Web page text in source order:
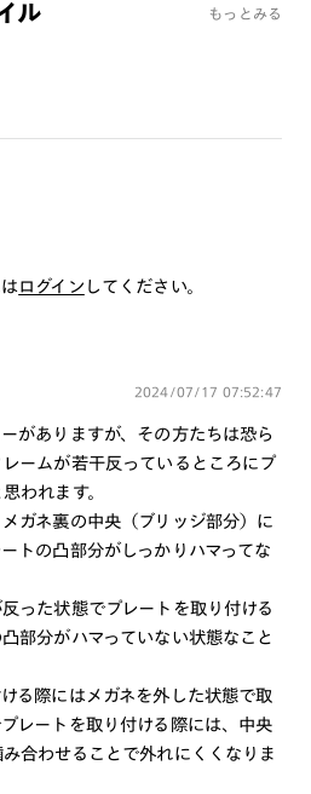
違和感・頭痛・体調不良等が生じ
は運転用および路上で使用しない
な構造になっています。強い風が
ひねりが加わる場合等は脱落の可
控え下さい。
丁寧に行って下さい。片手で行う
ります。
を外した状態で行って下さい。
しないで下さい。
接触は、傷の原因となるため避け
てお使いいただくプレートです。
だけません。
性はございません。
ル もっとみる
ログイン してください。
2024/07/17 07:52:47
がありますが、その方たちは恐ら
ームが若干反っているところにプ
われます。
ガネ裏の中央（ブリッジ部分）に
トの凸部分がしっかりハマってな
った状態でプレートを取り付ける
部分がハマっていない状態なこと
る際にはメガネを外した状態で取
レートを取り付ける際には、中央
合わせることで外れにくくなりま